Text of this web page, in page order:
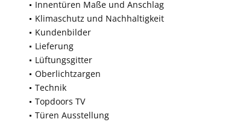
Innentüren Maße und Anschlag
Klimaschutz und Nachhaltigkeit
Kundenbilder
Lieferung
Lüftungsgitter
Oberlichtzargen
Technik
Topdoors TV
Türen Ausstellung